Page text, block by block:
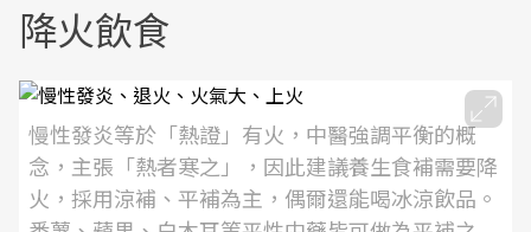
降火飲食
慢性發炎等於「熱證」有火，中醫強調平衡的概
念，主張「熱者寒之」，因此建議養生食補需要降
火，採用涼補、平補為主，偶爾還能喝冰涼飲品。